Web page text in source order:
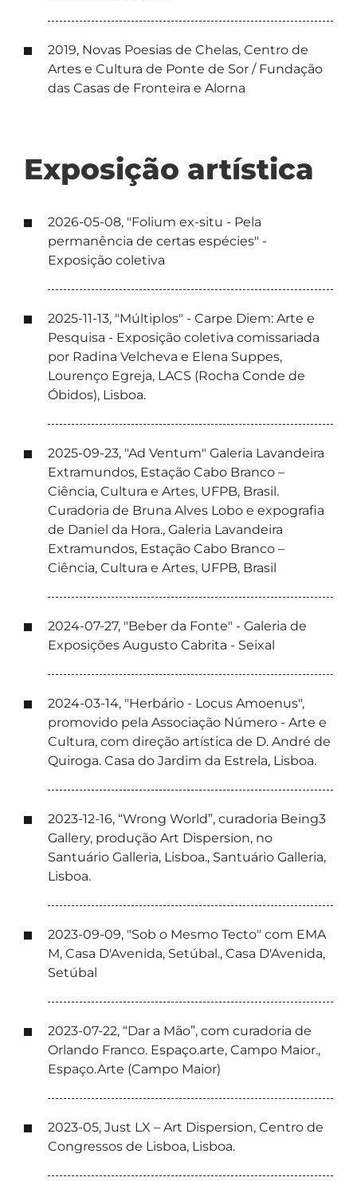
2019, Novas Poesias de Chelas, Centro de
Artes e Cultura de Ponte de Sor / Fundação
das Casas de Fronteira e Alorna
Exposição artística
2026-05-08, "Folium ex-situ - Pela
permanência de certas espécies" -
Exposição coletiva
2025-11-13, "Múltiplos" - Carpe Diem: Arte e
Pesquisa - Exposição coletiva comissariada
por Radina Velcheva e Elena Suppes,
Lourenço Egreja, LACS (Rocha Conde de
Óbidos), Lisboa.
2025-09-23, "Ad Ventum" Galeria Lavandeira
Extramundos, Estação Cabo Branco –
Ciência, Cultura e Artes, UFPB, Brasil.
Curadoria de Bruna Alves Lobo e expografia
de Daniel da Hora., Galeria Lavandeira
Extramundos, Estação Cabo Branco –
Ciência, Cultura e Artes, UFPB, Brasil
2024-07-27, "Beber da Fonte" - Galeria de
Exposições Augusto Cabrita - Seixal
2024-03-14, "Herbário - Locus Amoenus",
promovido pela Associação Número - Arte e
Cultura, com direção artística de D. André de
Quiroga. Casa do Jardim da Estrela, Lisboa.
2023-12-16, “Wrong World”, curadoria Being3
Gallery, produção Art Dispersion, no
Santuário Galleria, Lisboa., Santuário Galleria,
Lisboa.
2023-09-09, "Sob o Mesmo Tecto" com EMA
M, Casa D'Avenida, Setúbal., Casa D'Avenida,
Setúbal
2023-07-22, “Dar a Mão”, com curadoria de
Orlando Franco. Espaço.arte, Campo Maior.,
Espaço.Arte (Campo Maior)
2023-05, Just LX – Art Dispersion, Centro de
Congressos de Lisboa, Lisboa.